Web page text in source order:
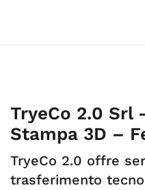
TryeCo 2.0 Srl
Stampa 3D –
TryeCo 2.0 offre
trasferimento